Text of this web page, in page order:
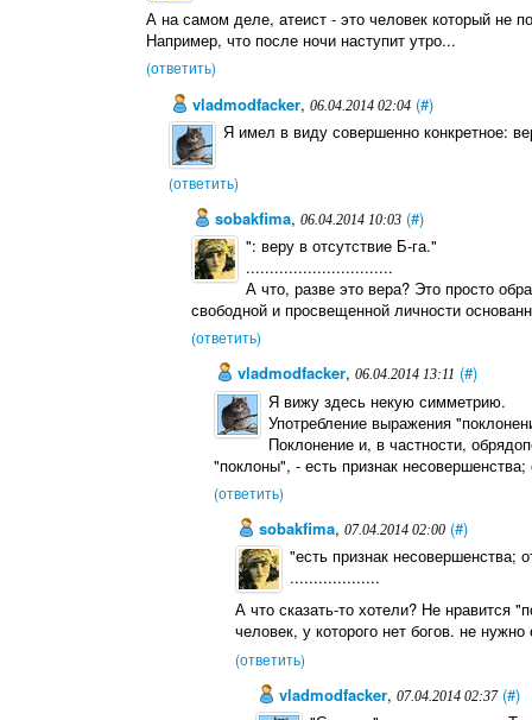
А на самом деле, атеист - это человек который не
Например, что после ночи наступит утро...
(ответить)
vladmodfacker,06.04.2014 02:04 (#)
Я имел в виду совершенно конкретное:
(ответить)
sobakfima,06.04.2014 10:03 (#)
": веру в отсутствие Б-га."
...............................
А что, разве это вера? Это просто
свободной и просвещенной личности
(ответить)
vladmodfacker, 06.04.2014 13:11 (#)
Я вижу здесь некую симметрию.
Употребление выражения
Поклонение и, в частности,
"поклоны", - есть признак
(ответить)
sobakfima, 07.04.2014 02:00 (#)
"есть признак несовершенства;
...................
А что сказать-то хотели? Не нравится
человек, у которого нет богов. не
(ответить)
vladmodfacker,07.04.2014 02:37 (#)